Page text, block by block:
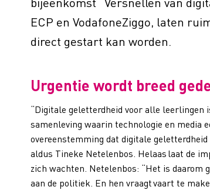
ECP en VodafoneZiggo, laten
direct gestart kan worden.
Urgentie wordt breed
“Digitale geletterdheid voor alle
samenleving waarin technologie en media
overeenstemming dat digitale
aldus Tineke Netelenbos. Helaas laat de
zich wachten. Netelenbos: “Het is daarom
aan de politiek. En hen vraagt vaart te